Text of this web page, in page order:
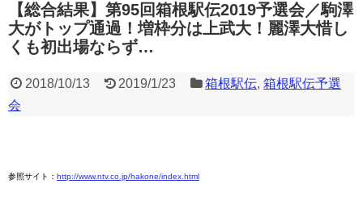
【総合結果】第95回箱根駅伝2019予選会／駒澤
大がトップ通過！増枠分は上武大！麗澤大惜し
くも初出場ならず…
2018/10/13 2019/1/23 箱根駅伝,箱根駅伝予選
会
参照サイト： http://www.ntv.co.jp/hakone/index.html